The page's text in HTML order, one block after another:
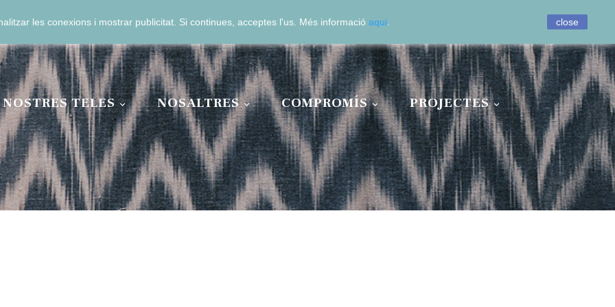
les conexions i mostrar publicitat. Si continues, acceptes l'us. Més informació aqui close
04 11 00

TELES 
NOSALTRES 
COMPROMÍS 
PROJECTES